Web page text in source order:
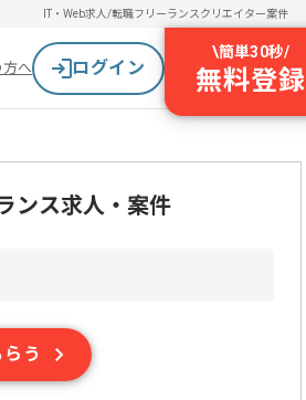
IT・Web求人/転職フリーランスクリエイター案件
へ ログイン
\簡単30秒/
無料登録
ンス求人・案件
う